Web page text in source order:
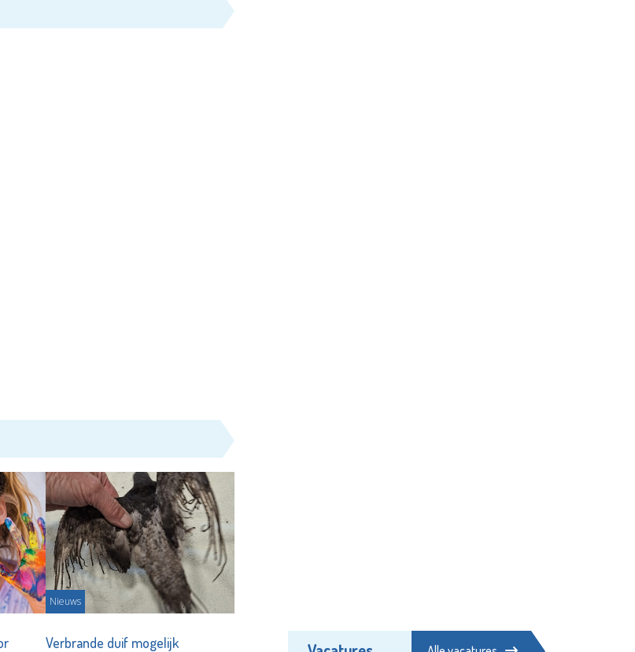
Nieuws
Verbrande duif mogelijk